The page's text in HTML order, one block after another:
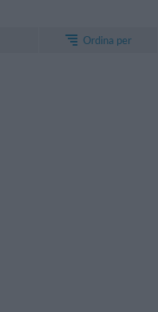
Ordina per